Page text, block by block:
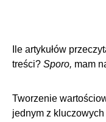
Ile artykułów
treści? Sporo, mam
Tworzenie
jednym z